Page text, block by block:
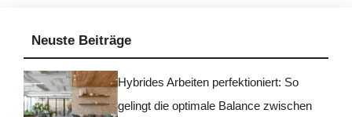
Neuste Beiträge
Hybrides Arbeiten perfektioniert: So
gelingt die optimale Balance zwischen